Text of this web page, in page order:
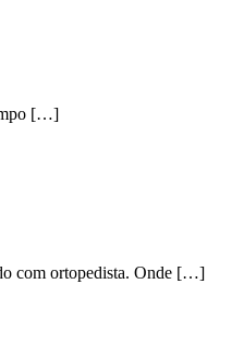
[…]
com ortopedista. Onde […]